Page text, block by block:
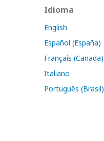
Idioma
English
Español (España)
Français (Canada)
Italiano
Português (Brasil)